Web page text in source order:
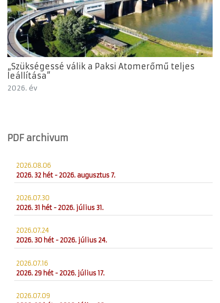
„Szükségessé válik a Paksi Atomerőmű teljes
leállítása”
2026. év
PDF archivum
2026.08.06
2026. 32 hét - 2026. augusztus 7.
2026.07.30
2026. 31 hét - 2026. július 31.
2026.07.24
2026. 30 hét - 2026. július 24.
2026.07.16
2026. 29 hét - 2026. július 17.
2026.07.09